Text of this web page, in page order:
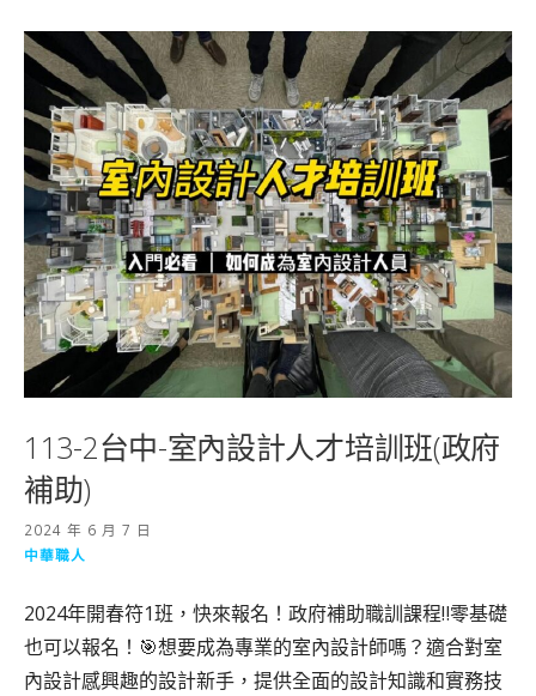
113-2台中-室內設計人才培訓班(政府
補助)
2024 年 6 月 7 日
中華職人
2024年開春符1班，快來報名！政府補助職訓課程‼️零基礎
也可以報名！🎯想要成為專業的室內設計師嗎？適合對室
內設計感興趣的設計新手，提供全面的設計知識和實務技